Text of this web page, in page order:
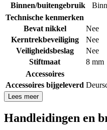
Binnen/buitengebruik
Technische kenmerken
Bevat nikkel
Nee
Kerntrekbeveiliging
Nee
Veiligheidsbeslag
Nee
Stiftmaat
8 mm
Accessoires
Accessoires bijgeleverd
Lees meer
Handleidingen en